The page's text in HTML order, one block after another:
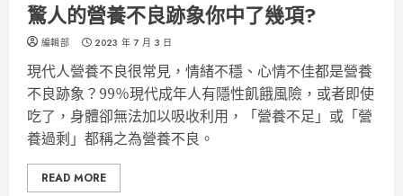
驚人的營養不良跡象你中了幾項?
編輯部 2023 年 7 月 3 日
現代人營養不良很常見，情緒不穩、心情不佳都是營養
不良跡象？99％現代成年人有隱性飢餓風險，或者即使
吃了，身體卻無法加以吸收利用，「營養不足」或「營
養過剩」都稱之為營養不良。
READ MORE